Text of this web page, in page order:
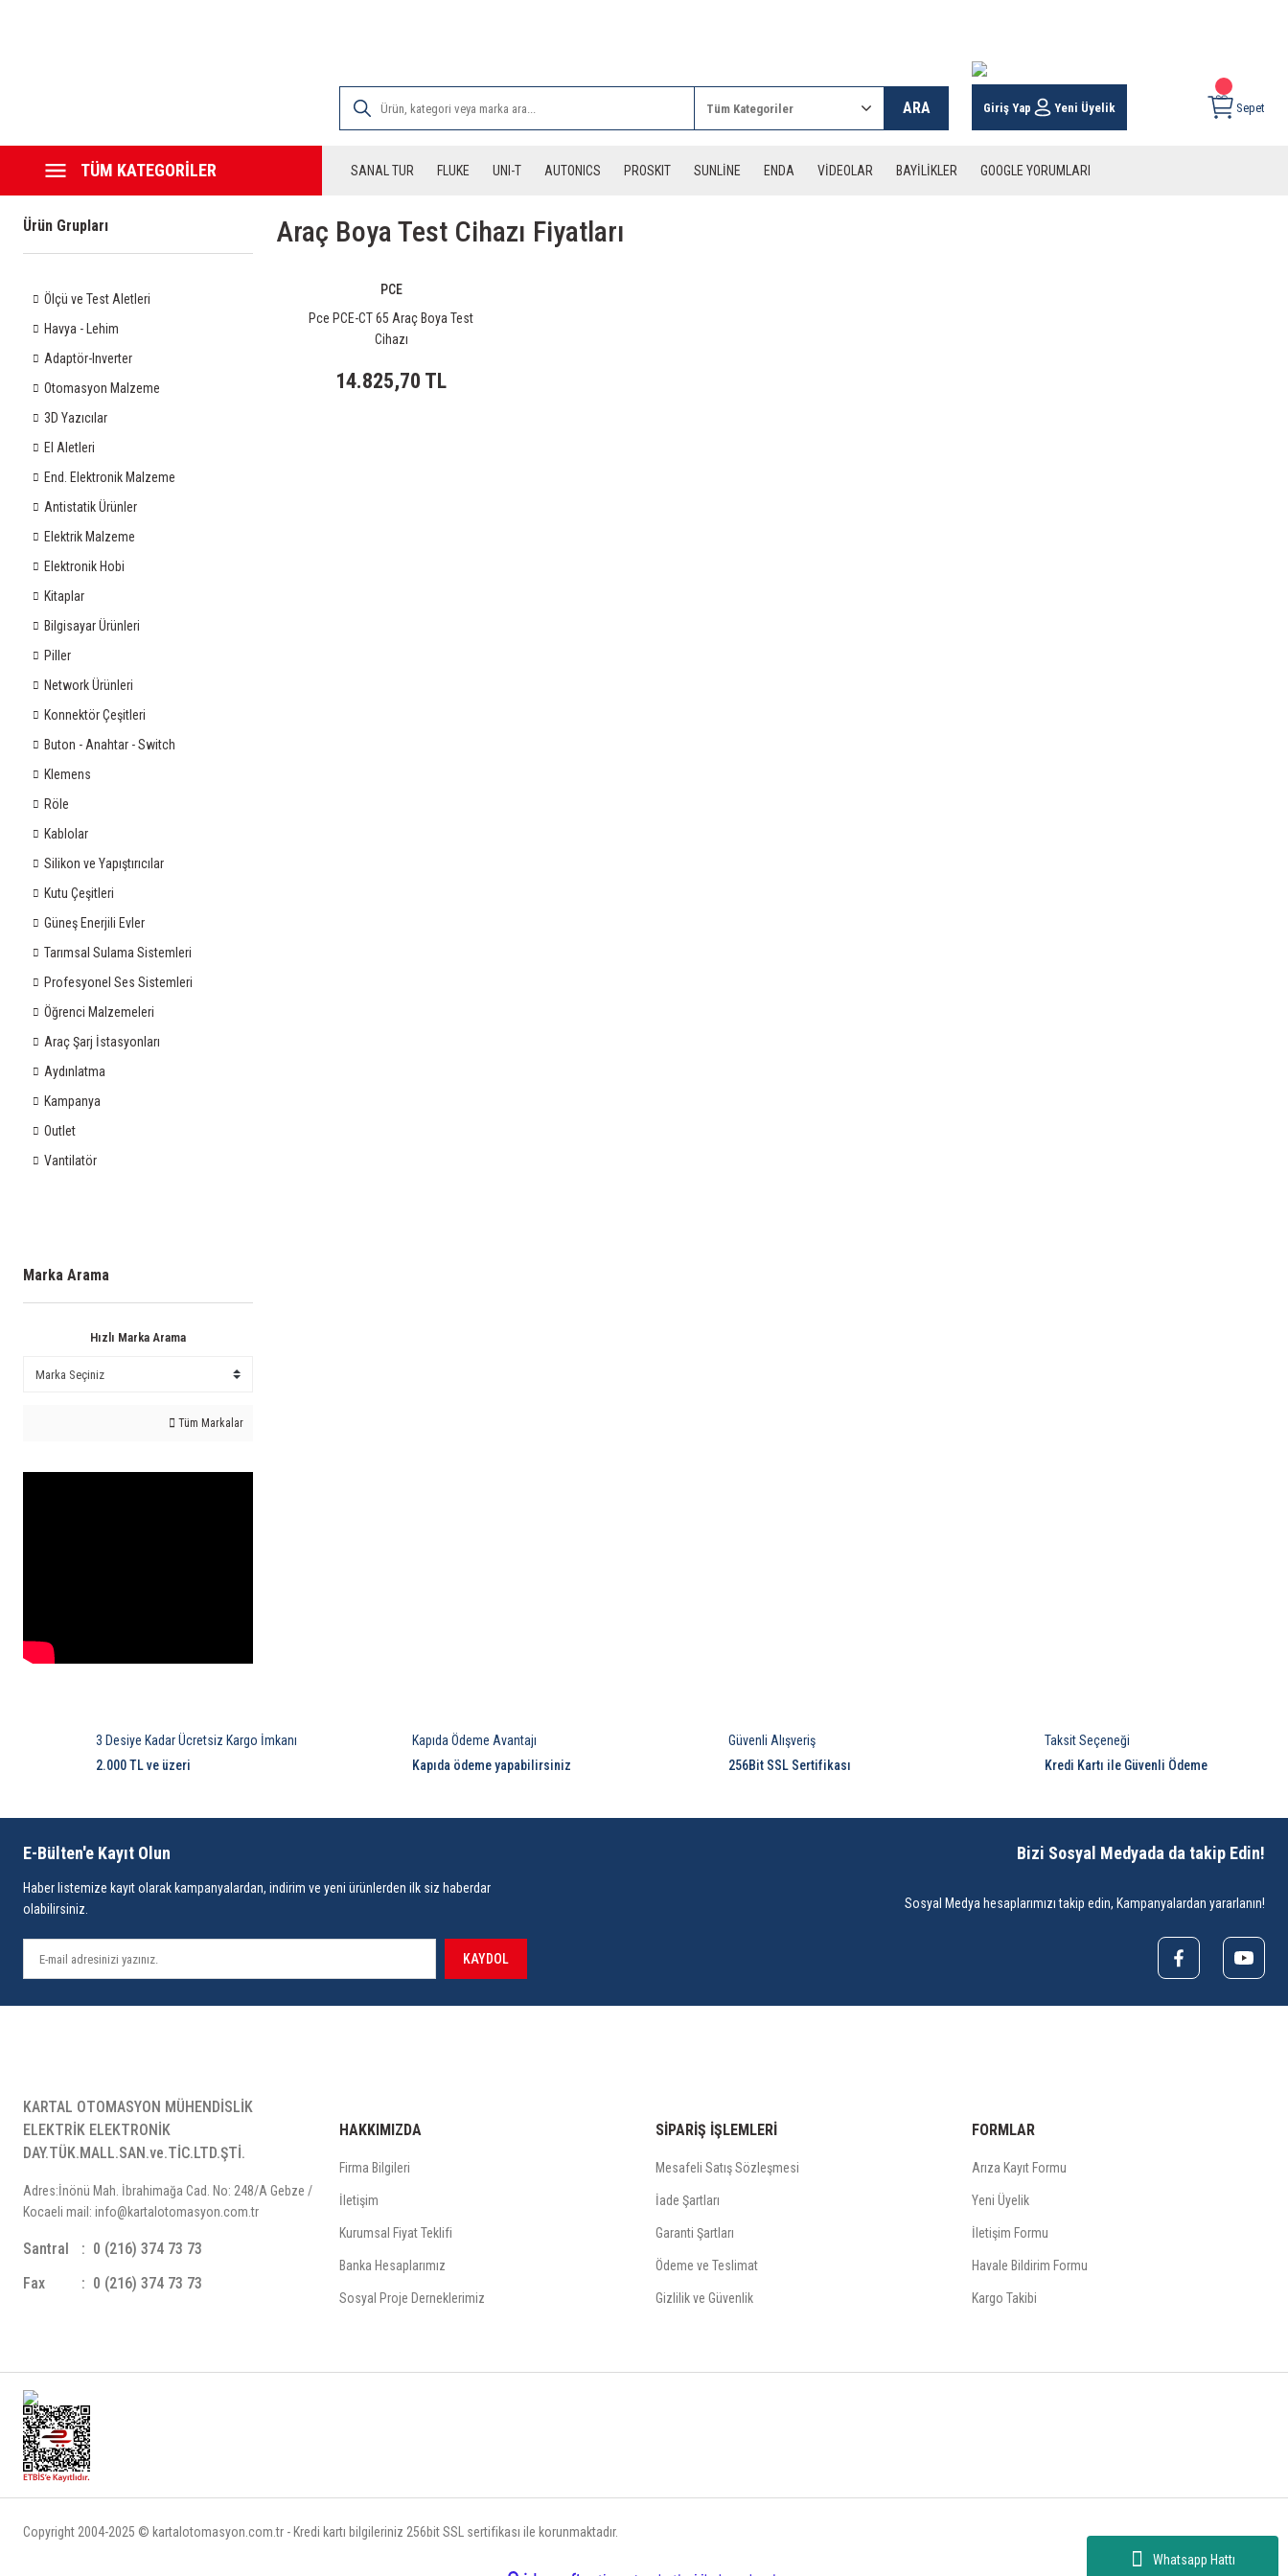
Whatsapp Hattı
ARA Giriş Yap Yeni Üyelik Sepet
TÜM KATEGORİLER SANAL TUR FLUKE UNI-T AUTONICS PROSKIT SUNLİNE ENDA VİDEOLAR BAYİLİKLER GOOGLE YORUMLARI
Ürün Grupları
Ölçü ve Test Aletleri
Havya - Lehim
Adaptör-Inverter
Otomasyon Malzeme
3D Yazıcılar
El Aletleri
End. Elektronik Malzeme
Antistatik Ürünler
Elektrik Malzeme
Elektronik Hobi
Kitaplar
Bilgisayar Ürünleri
Piller
Network Ürünleri
Konnektör Çeşitleri
Buton - Anahtar - Switch
Klemens
Röle
Kablolar
Silikon ve Yapıştırıcılar
Kutu Çeşitleri
Güneş Enerjili Evler
Tarımsal Sulama Sistemleri
Profesyonel Ses Sistemleri
Öğrenci Malzemeleri
Araç Şarj İstasyonları
Aydınlatma
Kampanya
Outlet
Vantilatör
Marka Arama
Hızlı Marka Arama
Tüm Markalar
Araç Boya Test Cihazı Fiyatları
PCE
Pce PCE-CT 65 Araç Boya Test
Cihazı
14.825,70 TL
3 Desiye Kadar Ücretsiz Kargo İmkanı
2.000 TL ve üzeri
Kapıda Ödeme Avantajı
Kapıda ödeme yapabilirsiniz
Güvenli Alışveriş
256Bit SSL Sertifikası
Taksit Seçeneği
Kredi Kartı ile Güvenli Ödeme
E-Bülten'e Kayıt Olun
Haber listemize kayıt olarak kampanyalardan, indirim ve yeni ürünlerden ilk siz haberdar
olabilirsiniz.
KAYDOL
Bizi Sosyal Medyada da takip Edin!
Sosyal Medya hesaplarımızı takip edin, Kampanyalardan yararlanın!
KARTAL OTOMASYON MÜHENDİSLİK
ELEKTRİK ELEKTRONİK
DAY.TÜK.MALL.SAN.ve.TİC.LTD.ŞTİ.
Adres:İnönü Mah. İbrahimağa Cad. No: 248/A Gebze /
Kocaeli mail: info@kartalotomasyon.com.tr
Santral
0 (216) 374 73 73
Fax
0 (216) 374 73 73
HAKKIMIZDA
Firma Bilgileri
İletişim
Kurumsal Fiyat Teklifi
Banka Hesaplarımız
Sosyal Proje Derneklerimiz
SİPARİŞ İŞLEMLERİ
Mesafeli Satış Sözleşmesi
İade Şartları
Garanti Şartları
Ödeme ve Teslimat
Gizlilik ve Güvenlik
FORMLAR
Arıza Kayıt Formu
Yeni Üyelik
İletişim Formu
Havale Bildirim Formu
Kargo Takibi
Copyright 2004-2025 © kartalotomasyon.com.tr - Kredi kartı bilgileriniz 256bit SSL sertifikası ile korunmaktadır.